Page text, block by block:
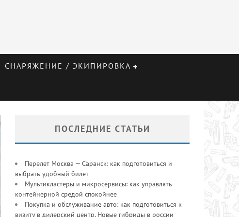
СНАРЯЖЕНИЕ / ЭКИПИРОВКА
ПОСЛЕДНИЕ СТАТЬИ
Перелет Москва — Саранск: как подготовиться и
выбрать удобный билет
Мультикластеры и микросервисы: как управлять
контейнерной средой спокойнее
Покупка и обслуживание авто: как подготовиться к
визиту в дилерский центр. Новые гибриды в россии